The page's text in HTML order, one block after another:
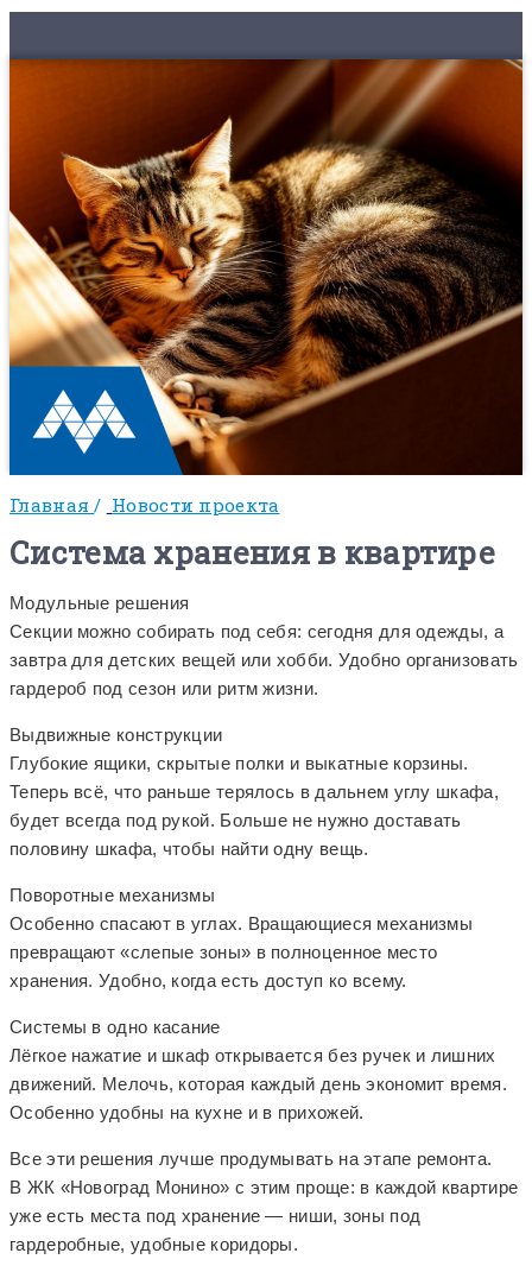
Главная/ Новости проекта
Система хранения в квартире
Модульные решения
Секции можно собирать под себя: сегодня для одежды, а
завтра для детских вещей или хобби. Удобно организовать
гардероб под сезон или ритм жизни.
Выдвижные конструкции
Глубокие ящики, скрытые полки и выкатные корзины.
Теперь всё, что раньше терялось в дальнем углу шкафа,
будет всегда под рукой. Больше не нужно доставать
половину шкафа, чтобы найти одну вещь.
Поворотные механизмы
Особенно спасают в углах. Вращающиеся механизмы
превращают «слепые зоны» в полноценное место
хранения. Удобно, когда есть доступ ко всему.
Системы в одно касание
Лёгкое нажатие и шкаф открывается без ручек и лишних
движений. Мелочь, которая каждый день экономит время.
Особенно удобны на кухне и в прихожей.
Все эти решения лучше продумывать на этапе ремонта.
В ЖК «Новоград Монино» с этим проще: в каждой квартире
уже есть места под хранение — ниши, зоны под
гардеробные, удобные коридоры.